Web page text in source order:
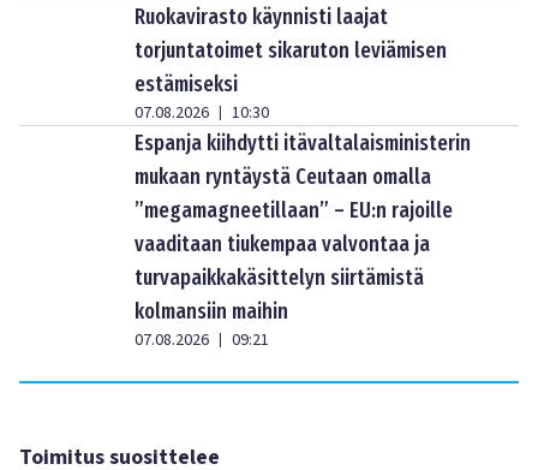
Ruokavirasto käynnisti laajat
torjuntatoimet sikaruton leviämisen
estämiseksi
07.08.2026 | 10:30
Espanja kiihdytti itävaltalaisministerin
mukaan ryntäystä Ceutaan omalla
”megamagneetillaan” – EU:n rajoille
vaaditaan tiukempaa valvontaa ja
turvapaikkakäsittelyn siirtämistä
kolmansiin maihin
07.08.2026 | 09:21
Toimitus suosittelee